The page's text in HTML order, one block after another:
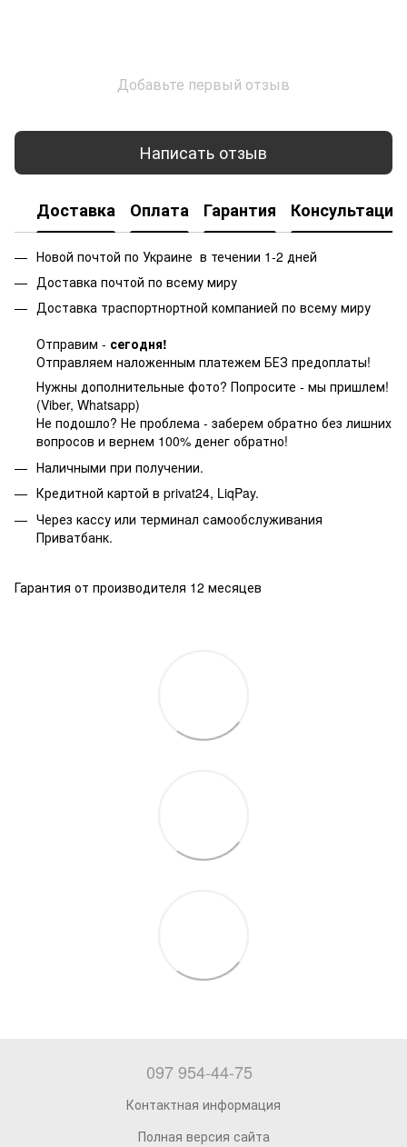
Добавьте первый отзыв
Написать отзыв
Доставка Оплата Гарантия Консультация
Новой почтой по Украине в течении 1-2 дней
Доставка почтой по всему миру
Доставка траспортнортной компанией по всему миру
Отправим - сегодня!
Отправляем наложенным платежем БЕЗ предоплаты!
Нужны дополнительные фото? Попросите - мы пришлем!
(Viber, Whatsapp)
Не подошло? Не проблема - заберем обратно без лишних
вопросов и вернем 100% денег обратно!
Наличными при получении.
Кредитной картой в privat24, LiqPay.
Через кассу или терминал самообслуживания
Приватбанк.
Гарантия от производителя 12 месяцев
097 954-44-75
Контактная информация
Полная версия сайта